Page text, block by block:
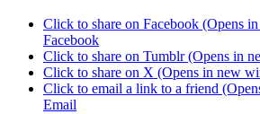
Click to share on Facebook (Opens
Facebook
Click to share on Tumblr (Opens in
Click to share on X (Opens in new
Click to email a link to a friend
Email